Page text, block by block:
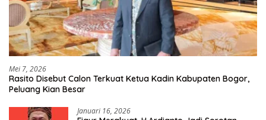
Mei 7, 2026
Rasito Disebut Calon Terkuat Ketua Kadin Kabupaten Bogor,
Peluang Kian Besar
Januari 16, 2026